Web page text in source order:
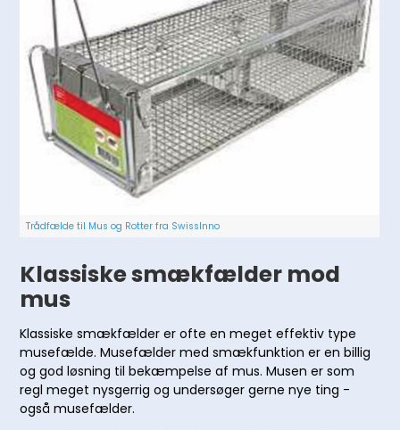
Trådfælde til Mus og Rotter fra SwissInno
Klassiske smækfælder mod
mus
Klassiske smækfælder er ofte en meget effektiv type
musefælde. Musefælder med smækfunktion er en billig
og god løsning til bekæmpelse af mus. Musen er som
regl meget nysgerrig og undersøger gerne nye ting -
også musefælder.